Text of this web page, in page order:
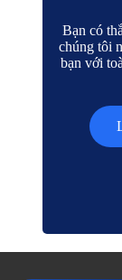
Bạn có
chúng tôi
bạn với